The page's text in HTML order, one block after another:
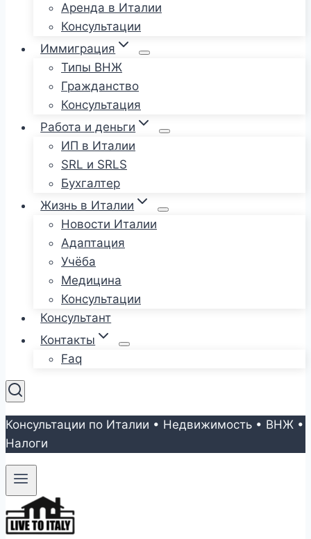
Аренда в Италии
Консультации
Иммиграция
Типы ВНЖ
Гражданство
Консультация
Работа и деньги
ИП в Италии
SRL и SRLS
Бухгалтер
Жизнь в Италии
Новости Италии
Адаптация
Учёба
Медицина
Консультации
Консультант
Контакты
Faq
Консультации по Италии • Недвижимость • ВНЖ •
Налоги